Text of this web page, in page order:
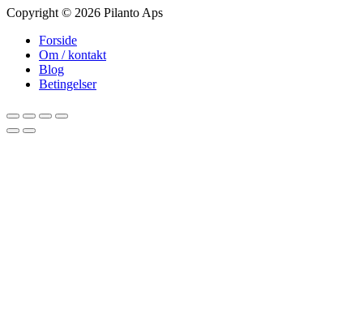
pris
pris
Footer
Copyright © 2026 Pilanto Aps
Forside
Om / kontakt
Blog
Betingelser